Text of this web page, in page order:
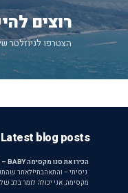
רוצים
הצטרפו לניוזלטר
Latest blog posts
הכירו את סנו מקסימה BABY – הדור החדש של הכביסה המבושמת!
מקסימה, אני יכולה לומר בלב